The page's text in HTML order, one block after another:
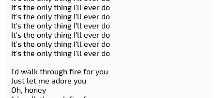
It's the only thing I'll ever do
It's the only thing I'll ever do
It's the only thing I'll ever do
It's the only thing I'll ever do
It's the only thing I'll ever do
It's the only thing I'll ever do
I'd walk through fire for you
Just let me adore you
Oh, honey